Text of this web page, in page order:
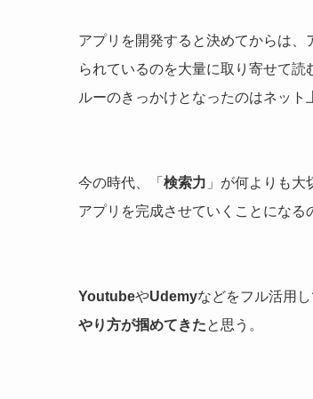
アプリを開発すると決めてからは
られているのを大量に取り寄せて
ルーのきっかけとなったのはネット
今の時代、「 検索力 」が何よりも
アプリを完成させていくことにな
YoutubeやUdemyなどをフル活用
やり方が掴めてきたと思う。